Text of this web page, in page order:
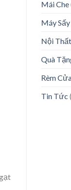
Mái Che
Máy
Nội Thất
Quà
Rèm
Tin Tức